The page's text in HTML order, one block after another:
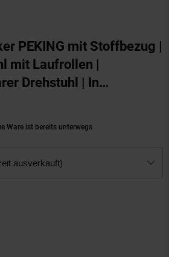
PEKING mit Stoffbezug |
mit Laufrollen |
Drehstuhl | In
erhältlich
Ware ist bereits unterwegs
ausverkauft)